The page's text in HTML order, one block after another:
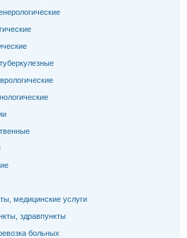
медицинские услуги
здравпункты
больных